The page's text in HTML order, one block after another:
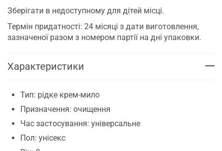
Зберігати в недоступному для дітей місці.
Термін придатності: 24 місяці з дати виготовлення,
зазначеної разом з номером партії на дні упаковки.
Характеристики
Тип: рідке крем-мило
Призначення: очищення
Час застосування: універсальне
Пол: унісекс